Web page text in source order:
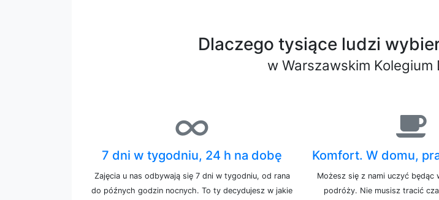
Dlaczego tysiące ludzi
w Warszawskim Kolegium
∞
7 dni w tygodniu, 24 h na dobę
Zajęcia u nas odbywają się 7 dni w tygodniu, od rana
do późnych godzin nocnych. To ty decydujesz w jakie
Komfort. W domu,
Możesz się z nami uczyć będąc
podróży. Nie musisz tracić